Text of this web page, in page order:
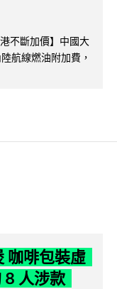
不斷加價】中國大
航線燃油附加費，
咖啡包裝虛
8 人涉款